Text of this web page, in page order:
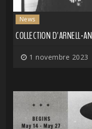
News
COLLECTION D'ARNELL-
1 novembre 2023